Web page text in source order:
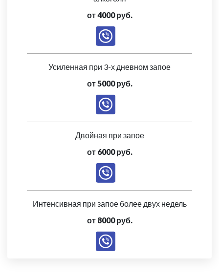
от 4000 руб.
Усиленная при 3-х дневном запое
от 5000 руб.
Двойная при запое
от 6000 руб.
Интенсивная при запое более двух недель
от 8000 руб.